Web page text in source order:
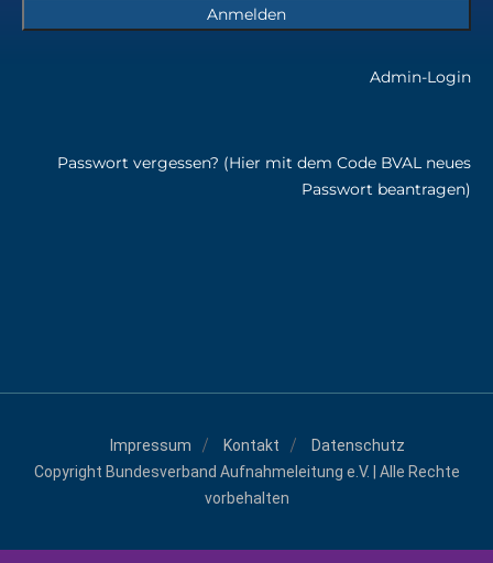
Admin-Login
Passwort vergessen? (Hier mit dem Code BVAL neues
Passwort beantragen)
Impressum Kontakt
Datenschutz
Copyright Bundesverband Aufnahmeleitung e.V. | Alle Rechte
vorbehalten